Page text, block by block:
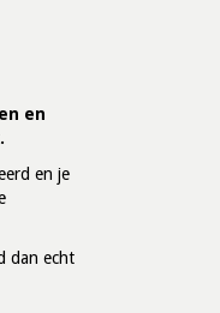
en
en je
dan echt